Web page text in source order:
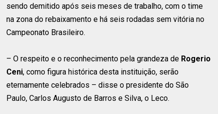
sendo demitido após seis meses de trabalho, com o time
na zona do rebaixamento e há seis rodadas sem vitória no
Campeonato Brasileiro.
– O respeito e o reconhecimento pela grandeza de Rogerio
Ceni, como figura histórica desta instituição, serão
eternamente celebrados – disse o presidente do São
Paulo, Carlos Augusto de Barros e Silva, o Leco.